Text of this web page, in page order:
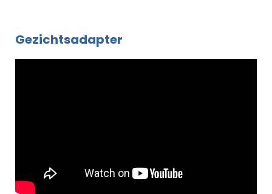
Gezichtsadapter